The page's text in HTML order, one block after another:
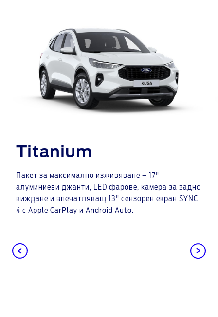
Titanium
Пакет за максимално изживяване – 17"
алуминиеви джанти, LED фарове, камера за задно
виждане и впечатляващ 13" сензорен екран SYNC
4 с Apple CarPlay и Android Auto.